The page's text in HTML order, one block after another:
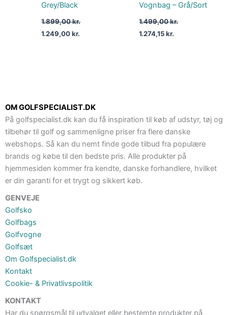
Grey/Black
1.899,00kr.
1.249,00kr.
Vognbag – Grå/Sort
1.499,00kr.
1.274,15kr.
OM GOLFSPECIALIST.DK
På golfspecialist.dk kan du få inspiration til køb af udstyr, tøj og
tilbehør til golf og sammenligne priser fra flere danske
webshops. Så kan du nemt finde gode tilbud fra populære
brands og købe til den bedste pris. Alle produkter på
hjemmesiden kommer fra kendte, danske forhandlere, hvilket
er din garanti for et trygt og sikkert køb.
GENVEJE
Golfsko
Golfbags
Golfvogne
Golfsæt
Om Golfspecialist.dk
Kontakt
Cookie- & Privatlivspolitik
KONTAKT
Har du spørgsmål til udvalget eller bestemte produkter på